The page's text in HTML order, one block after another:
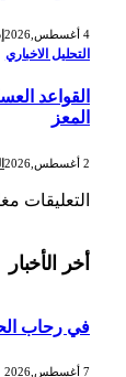
التحليل الاخباري
القواعد
المعز
التعليقات
أخر الأخبار
في رحاب